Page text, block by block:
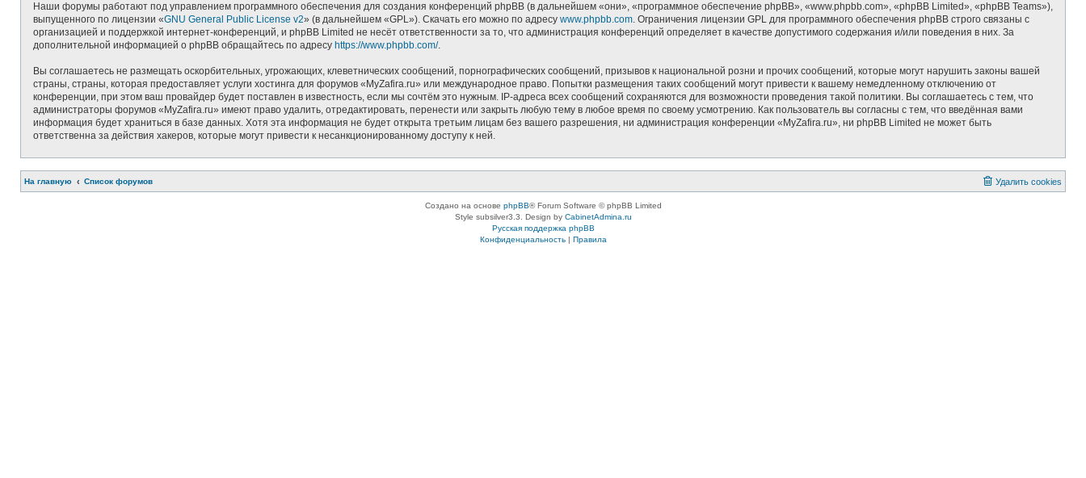
Наши форумы работают под управлением программного обеспечения для создания конференций phpBB (в дальнейшем «они», «программное обеспечение phpBB», «www.phpbb.com», «phpBB Limited», «phpBB Teams»),
выпущенного по лицензии «GNU General Public License v2» (в дальнейшем «GPL»). Скачать его можно по адресу www.phpbb.com. Ограничения лицензии GPL для программного обеспечения phpBB строго связаны с
организацией и поддержкой интернет-конференций, и phpBB Limited не несёт ответственности за то, что администрация конференций определяет в качестве допустимого содержания и/или поведения в них. За
дополнительной информацией о phpBB обращайтесь по адресу https://www.phpbb.com/.
Вы соглашаетесь не размещать оскорбительных, угрожающих, клеветнических сообщений, порнографических сообщений, призывов к национальной розни и прочих сообщений, которые могут нарушить законы вашей
страны, страны, которая предоставляет услуги хостинга для форумов «MyZafira.ru» или международное право. Попытки размещения таких сообщений могут привести к вашему немедленному отключению от
конференции, при этом ваш провайдер будет поставлен в известность, если мы сочтём это нужным. IP-адреса всех сообщений сохраняются для возможности проведения такой политики. Вы соглашаетесь с тем, что
администраторы форумов «MyZafira.ru» имеют право удалить, отредактировать, перенести или закрыть любую тему в любое время по своему усмотрению. Как пользователь вы согласны с тем, что введённая вами
информация будет храниться в базе данных. Хотя эта информация не будет открыта третьим лицам без вашего разрешения, ни администрация конференции «MyZafira.ru», ни phpBB Limited не может быть
ответственна за действия хакеров, которые могут привести к несанкционированному доступу к ней.
На главную Список форумов Удалить cookies
Создано на основе phpBB® Forum Software © phpBB Limited
Style subsilver3.3. Design by CabinetAdmina.ru
Русская поддержка phpBB
Конфиденциальность| Правила